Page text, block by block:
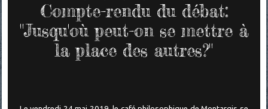
Compte-rendu du débat:
"Jusqu'où peut-on se mettre à
la place des autres?"